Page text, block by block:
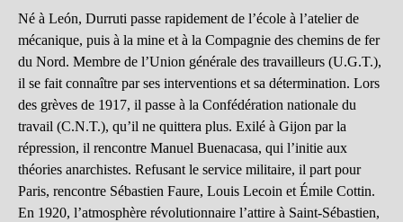
Né à León, Durruti passe rapidement de l’école à l’atelier de
mécanique, puis à la mine et à la Compagnie des chemins de fer
du Nord. Membre de l’Union générale des travailleurs (U.G.T.),
il se fait connaître par ses interventions et sa détermination. Lors
des grèves de 1917, il passe à la Confédération nationale du
travail (C.N.T.), qu’il ne quittera plus. Exilé à Gijon par la
répression, il rencontre Manuel Buenacasa, qui l’initie aux
théories anarchistes. Refusant le service militaire, il part pour
Paris, rencontre Sébastien Faure, Louis Lecoin et Émile Cottin.
En 1920, l’atmosphère révolutionnaire l’attire à Saint-Sébastien,